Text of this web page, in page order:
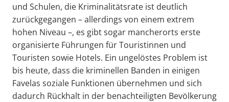
und Schulen, die Kriminalitätsrate ist deutlich
zurückgegangen – allerdings von einem extrem
hohen Niveau –, es gibt sogar mancherorts erste
organisierte Führungen für Touristinnen und
Touristen sowie Hotels. Ein ungelöstes Problem ist
bis heute, dass die kriminellen Banden in einigen
Favelas soziale Funktionen übernehmen und sich
dadurch Rückhalt in der benachteiligten Bevölkerung